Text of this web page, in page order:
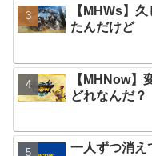
【MHWs】
たんだけど
【MHNow】
どれなんだ？
一人ずつ消え